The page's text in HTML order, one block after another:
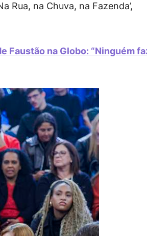
Rua, na Chuva, na Fazenda’,
Faustão na Globo: “Ninguém